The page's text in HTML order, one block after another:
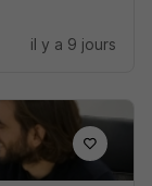
il y a 9 jours